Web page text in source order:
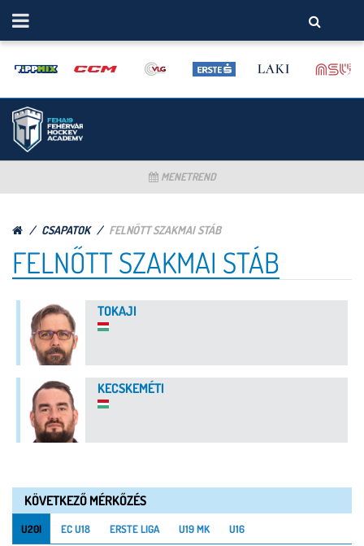
MENETREND
CSAPATOK FELNŐTT SZAKMAI STÁB
FELNŐTT SZAKMAI STÁB
TOKAJI
KECSKEMÉTI
KÖVETKEZŐ MÉRKŐZÉS
U20I EC U18 ERSTE LIGA U19 MK U16